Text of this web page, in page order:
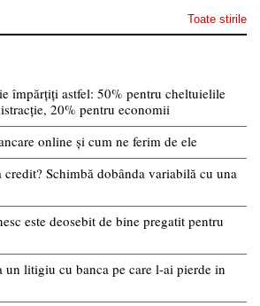
Toate stirile
împărțiți astfel: 50% pentru cheltuielile
20% pentru economii
online și cum ne ferim de ele
Schimbă dobânda variabilă cu una
este deosebit de bine pregatit pentru
un litigiu cu banca pe care l-ai pierde in